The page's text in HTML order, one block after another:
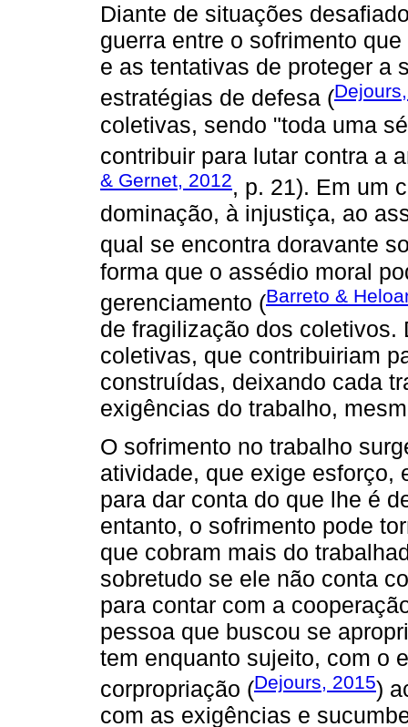
Diante de situações
guerra entre o sofrimento
e as tentativas de proteger a
estratégias de defesa (
coletivas, sendo "toda uma
contribuir para lutar contra a
& Gernet, 2012, p. 21). Em um
dominação, à injustiça, ao
qual se encontra doravante
forma que o assédio moral
gerenciamento (Barreto &
de fragilização dos
coletivas, que contribuiriam
construídas, deixando cada
exigências do trabalho,
O sofrimento no trabalho
atividade, que exige esforço,
para dar conta do que lhe é
entanto, o sofrimento pode
que cobram mais do
sobretudo se ele não conta
para contar com a
pessoa que buscou se
tem enquanto sujeito, com o
corpropriação (Dejours, 2015)
com as exigências e